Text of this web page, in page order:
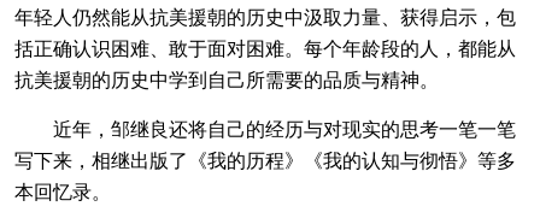
年轻人仍然能从抗美援朝的历史中汲取力量、获得启示，包
括正确认识困难、敢于面对困难。每个年龄段的人，都能从
抗美援朝的历史中学到自己所需要的品质与精神。
近年，邹继良还将自己的经历与对现实的思考一笔一笔
写下来，相继出版了《我的历程》《我的认知与彻悟》等多
本回忆录。